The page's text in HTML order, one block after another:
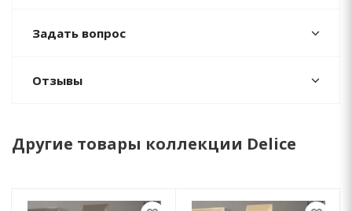
Задать вопрос
Отзывы
Другие товары коллекции Delice